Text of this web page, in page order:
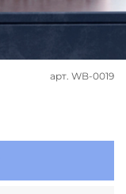
арт. WB-0019